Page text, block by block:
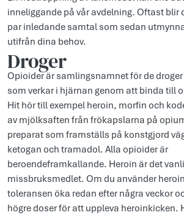
inneliggande på vår avdelning. Oftast blir
par inledande samtal som sedan
utifrån dina behov.
Droger
Opioider är samlingsnamnet för de
som verkar i hjärnan genom att binda till
Hit hör till exempel heroin, morfin och
av mjölksaften från frökapslarna på
preparat som framställs på konstgjord
ketogan och tramadol. Alla opioider är
beroendeframkallande. Heroin är det
missbruksmedlet. Om du använder
toleransen öka redan efter några veckor
högre doser för att uppleva heroinkicken.